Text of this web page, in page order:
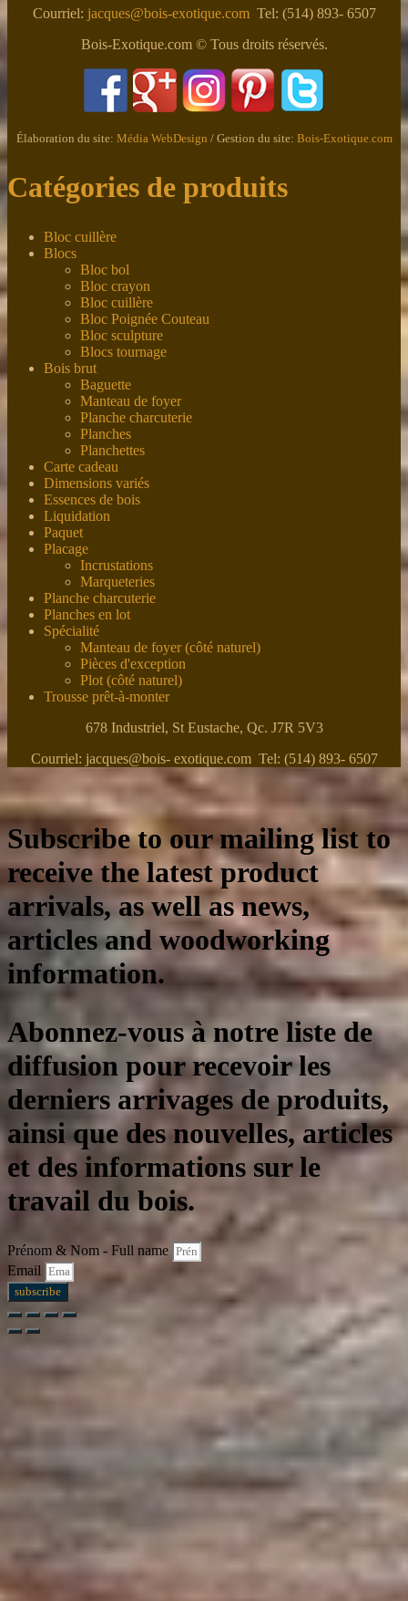
Courriel: jacques@bois-exotique.comTel: (514) 893- 6507
Bois-Exotique.com © Tous droits réservés.
Élaboration du site: Média WebDesign / Gestion du site: Bois-Exotique.com
Catégories de produits
Bloc cuillère
Blocs
Bloc bol
Bloc crayon
Bloc cuillère
Bloc Poignée Couteau
Bloc sculpture
Blocs tournage
Bois brut
Baguette
Manteau de foyer
Planche charcuterie
Planches
Planchettes
Carte cadeau
Dimensions variés
Essences de bois
Liquidation
Paquet
Placage
Incrustations
Marqueteries
Planche charcuterie
Planches en lot
Spécialité
Manteau de foyer (côté naturel)
Pièces d'exception
Plot (côté naturel)
Trousse prêt-à-monter
678 Industriel, St Eustache, Qc. J7R 5V3
Courriel: jacques@bois- exotique.com Tel: (514) 893- 6507
Subscribe to our mailing list to
receive the latest product
arrivals, as well as news,
articles and woodworking
information.
Abonnez-vous à notre liste de
diffusion pour recevoir les
derniers arrivages de produits,
ainsi que des nouvelles, articles
et des informations sur le
travail du bois.
Prénom & Nom - Full name
Email
subscribe